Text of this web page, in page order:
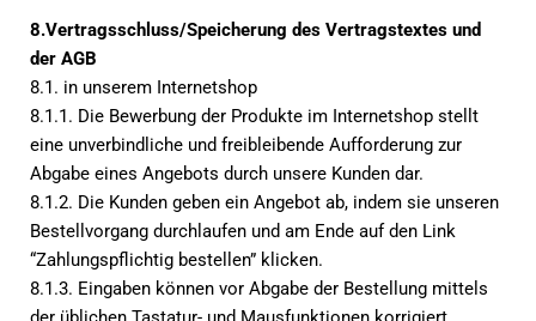
8.Vertragsschluss/Speicherung des Vertragstextes und
der AGB
8.1. in unserem Internetshop
8.1.1. Die Bewerbung der Produkte im Internetshop stellt
eine unverbindliche und freibleibende Aufforderung zur
Abgabe eines Angebots durch unsere Kunden dar.
8.1.2. Die Kunden geben ein Angebot ab, indem sie unseren
Bestellvorgang durchlaufen und am Ende auf den Link
“Zahlungspflichtig bestellen” klicken.
8.1.3. Eingaben können vor Abgabe der Bestellung mittels